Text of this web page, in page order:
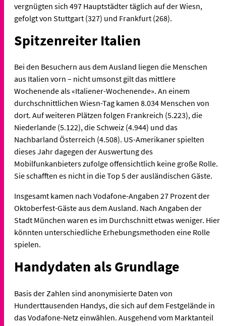
vergnügten sich 497 Hauptstädter täglich auf der Wiesn,
gefolgt von Stuttgart (327) und Frankfurt (268).
Spitzenreiter Italien
Bei den Besuchern aus dem Ausland liegen die Menschen
aus Italien vorn – nicht umsonst gilt das mittlere
Wochenende als «Italiener-Wochenende». An einem
durchschnittlichen Wiesn-Tag kamen 8.034 Menschen von
dort. Auf weiteren Plätzen folgen Frankreich (5.223), die
Niederlande (5.122), die Schweiz (4.944) und das
Nachbarland Österreich (4.508). US-Amerikaner spielten
dieses Jahr dagegen der Auswertung des
Mobilfunkanbieters zufolge offensichtlich keine große Rolle.
Sie schafften es nicht in die Top 5 der ausländischen Gäste.
Insgesamt kamen nach Vodafone-Angaben 27 Prozent der
Oktoberfest-Gäste aus dem Ausland. Nach Angaben der
Stadt München waren es im Durchschnitt etwas weniger. Hier
könnten unterschiedliche Erhebungsmethoden eine Rolle
spielen.
Handydaten als Grundlage
Basis der Zahlen sind anonymisierte Daten von
Hunderttausenden Handys, die sich auf dem Festgelände in
das Vodafone-Netz einwählen. Ausgehend vom Marktanteil